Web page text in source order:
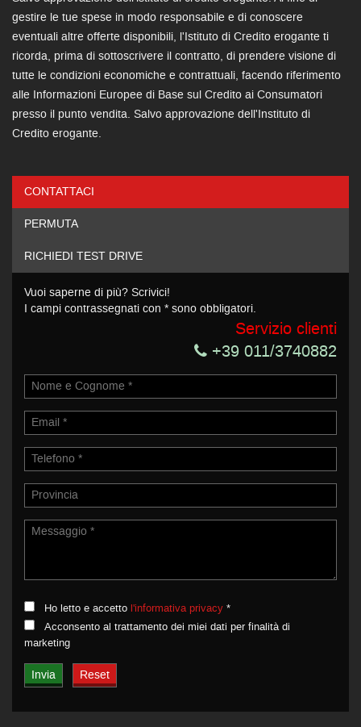
Ho letto e accettol'informativa privacy*
Acconsento al trattamento dei miei dati per finalità di
Invia la tua richiesta
gestire le tue spese in modo responsabile e di conoscere
eventuali altre offerte disponibili, l'Istituto di Credito erogante ti
ricorda, prima di sottoscrivere il contratto, di prendere visione di
tutte le condizioni economiche e contrattuali, facendo riferimento
alle Informazioni Europee di Base sul Credito ai Consumatori
presso il punto vendita. Salvo approvazione dell'Instituto di
Credito erogante.
CONTATTACI
PERMUTA
RICHIEDI TEST DRIVE
Vuoi saperne di più? Scrivici!
I campi contrassegnati con * sono obbligatori.
Servizio clienti
+39 011/3740882
Ho letto e accetto l'informativa privacy *
Acconsento al trattamento dei miei dati per finalità di
marketing